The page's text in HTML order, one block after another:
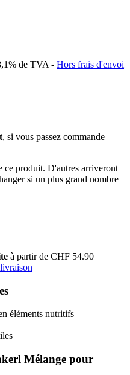
de TVA - Hors frais d'envoi
, si vous passez commande
ce produit. D'autres arriveront
si un plus grand nombre
à partir de CHF 54.90
éléments nutritifs
Mélange pour